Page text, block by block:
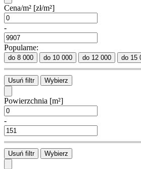
Cena/m² [zł/m²]
-
Popularne:
do 8 000 do 10 000 do 12 000 do 15
Usuń filtr Wybierz
Powierzchnia [m²]
-
Usuń filtr Wybierz